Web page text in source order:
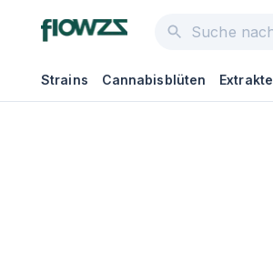
Strains Cannabisblüten Extrakte